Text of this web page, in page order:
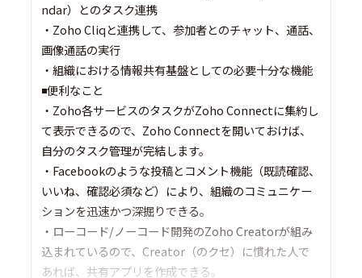
ndar）とのタスク連携
・Zoho Cliqと連携して、参加者とのチャット、通話、
画像通話の実行
・組織における情報共有基盤としての必要十分な機能
◾️便利なこと
・Zoho各サービスのタスクがZoho Connectに集約し
て表示できるので、Zoho Connectを開いておけば、
自分のタスク管理が完結します。
・Facebookのような投稿とコメント機能（既読確認、
いいね、確認必須など）により、組織のコミュニケー
ションを迅速かつ深掘りできる。
・ローコード/ノーコード開発のZoho Creatorが組み
込まれているので、Creator（のクセ）に慣れた人で
あれば、共有アプリを作成できる。